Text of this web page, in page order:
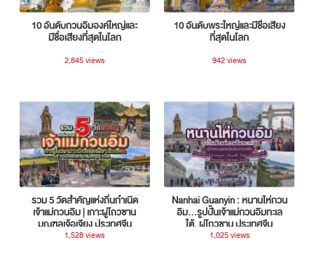
10 อันดับกวนอิมองค์ใหญ่และ
มีชื่อเสียงที่สุดในโลก
2,845 views
10 อันดับพระใหญ่และมีชื่อเสียง
ที่สุดในโลก
942 views
รวม 5 วัดสำคัญแห่งถิ่นกำเนิด
เจ้าแม่กวนอิม | เกาะผู่โถวซาน
มณฑลเจ้อเจียง ประเทศจีน
1,528 views
Nanhai Guanyin : หนานไห่กวน
อิม...รูปปั้นเจ้าแม่กวนอิมทะเล
ใต้, ผู่โถวซาน ประเทศจีน
1,025 views